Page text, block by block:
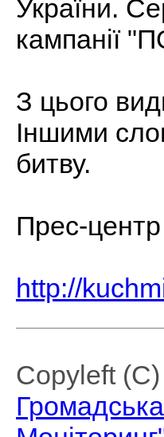
України.
кампанії
З цього
Іншими
битву.
Прес-
http://
Copyleft